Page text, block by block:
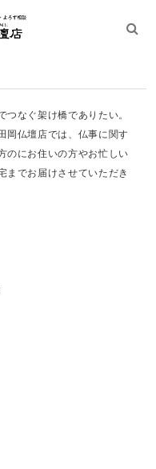
なぐ架け橋でありたい。
岡仏壇店では、仏事に関す
のにお住いの方やお忙しい
までお届けさせていただき